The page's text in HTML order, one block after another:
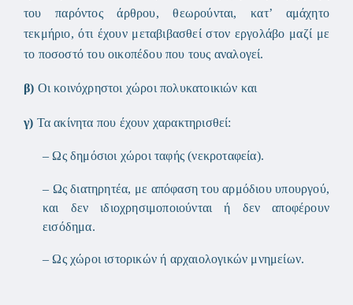
του παρόντος άρθρου, θεωρούνται, κατ’ αμάχητο
τεκμήριο, ότι έχουν μεταβιβασθεί στον εργολάβο μαζί με
το ποσοστό του οικοπέδου που τους αναλογεί.
β) Οι κοινόχρηστοι χώροι πολυκατοικιών και
γ) Τα ακίνητα που έχουν χαρακτηρισθεί:
– Ως δημόσιοι χώροι ταφής (νεκροταφεία).
– Ως διατηρητέα, με απόφαση του αρμόδιου υπουργού,
και δεν ιδιοχρησιμοποιούνται ή δεν αποφέρουν
εισόδημα.
– Ως χώροι ιστορικών ή αρχαιολογικών μνημείων.